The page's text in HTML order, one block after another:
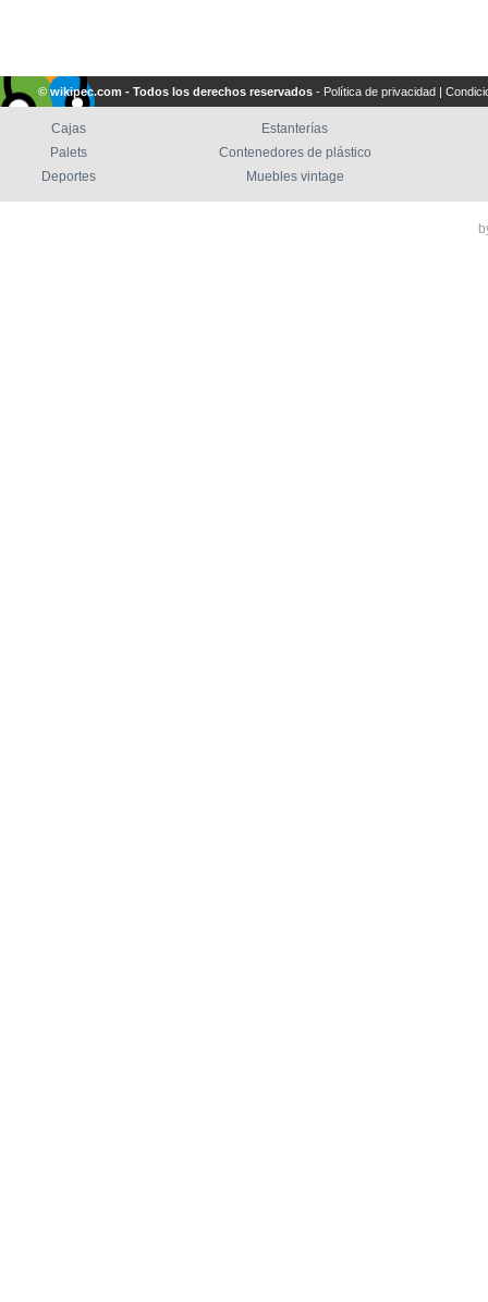
© wikipec.com - Todos los derechos reservados - Política de privacidad |
Cajas
Estanterías
Palets
Contenedores de plástico
Deportes
Muebles vintage